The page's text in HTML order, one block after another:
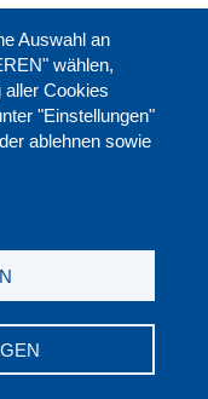
Auswahl an
wählen,
aller Cookies
"Einstellungen"
ablehnen sowie